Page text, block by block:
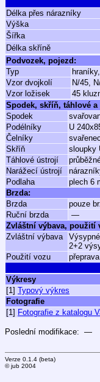
Délka přes nárazníky
Výška
Šířka
Délka skříně
Podvozek, pojezd:
Typ
Vzor dvojkolí
N/45,
Vzor ložisek
45
Spodek, skříň, táhlové
Spodek
Podélníky
U
Čelníky
Skříň
sloupky
Táhlové ústrojí
Narážecí ústrojí
Podlaha
plech 6
Brzda:
Brzda
pouze
Ruční brzda
—
Zvláštní výbava, použití
Zvláštní výbava
2+2
Použití vozu
Výkresy
[1] Typový výkres
Fotografie
[1] Fotografie z katalogu
Poslední modifikace: —
Verze 0.1.4 (beta)
© jub 2004